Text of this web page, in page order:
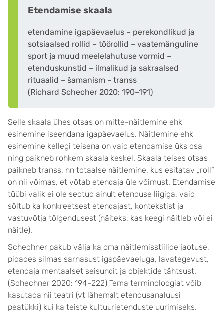
Etendamise skaala
etendamine igapäevaelus – perekondlikud ja
sotsiaalsed rollid – töörollid – vaatemänguline
sport ja muud meelelahutuse vormid –
etenduskunstid – ilmalikud ja sakraalsed
rituaalid – šamanism – transs
(Richard Schecher 2020: 190–191)
Selle skaala ühes otsas on mitte-näitlemine ehk
esinemine iseendana igapäevaelus. Näitlemine ehk
esinemine kellegi teisena on vaid etendamise üks osa
ning paikneb rohkem skaala keskel. Skaala teises otsas
paikneb transs, nn totaalse näitlemine, kus esitatav „roll“
on nii võimas, et võtab etendaja üle võimust. Etendamise
tüübi valik ei ole seotud ainult etenduse liigiga, vaid
sõltub ka konkreetsest etendajast, kontekstist ja
vastuvõtja tõlgendusest (näiteks, kas keegi näitleb või ei
näitle).
Schechner pakub välja ka oma näitlemisstiilide jaotuse,
pidades silmas sarnasust igapäevaeluga, lavategevust,
etendaja mentaalset seisundit ja objektide tähtsust.
(Schechner 2020: 194–222) Tema terminoloogiat võib
kasutada nii teatri (vt lähemalt etendusanaluusi
peatükki) kui ka teiste kultuurietenduste uurimiseks.